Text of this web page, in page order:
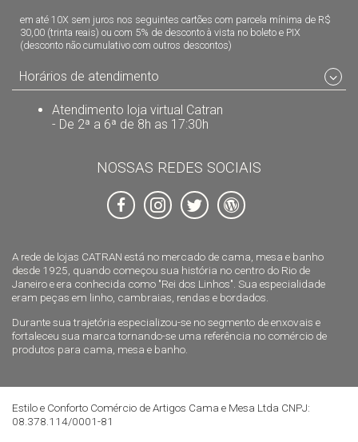
A rede de lojas CATRAN está no mercado de cama, mesa e banho
desde 1925, quando começou sua história no centro do Rio de
Janeiro e era conhecida como "Rei dos Linhos". Sua especialidade
eram peças em linho, cambraias, rendas e bordados.
Durante sua trajetória especializou-se no segmento de enxovais e
fortaleceu sua marca tornando-se uma referência no comércio de
produtos para cama, mesa e banho.
em até 10X sem juros nos seguintes cartões com parcela mínima de R$
30,00 (trinta reais) ou com 5% de desconto à vista no boleto e PIX
(desconto não cumulativo com outros descontos)
Horários de atendimento
Atendimento loja virtual Catran
- De 2ª a 6ª de 8h as 17:30h
NOSSAS REDES SOCIAIS
Estilo e Conforto Comércio de Artigos Cama e Mesa Ltda CNPJ:
08.378.114/0001-81